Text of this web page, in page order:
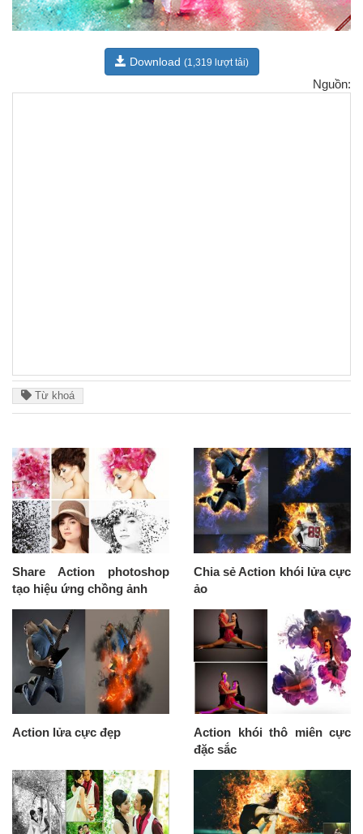
Download (1,319 lượt tải)
Nguồn:
Từ khoá
Share Action photoshop
tạo hiệu ứng chồng ảnh
Chia sẻ Action khói lửa cực
ảo
Action lửa cực đẹp
Action khói thô miên cực
đặc sắc